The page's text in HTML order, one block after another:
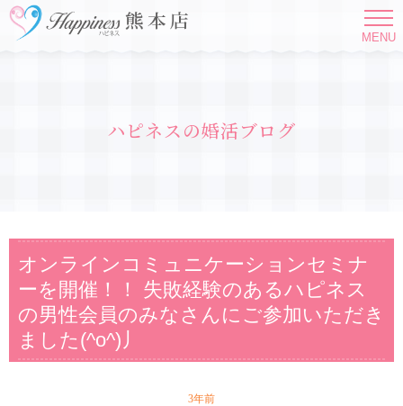
MENU
ハピネスの婚活ブログ
オンラインコミュニケーションセミナ
ーを開催！！ 失敗経験のあるハピネス
の男性会員のみなさんにご参加いただき
ました(^o^)丿
3年前